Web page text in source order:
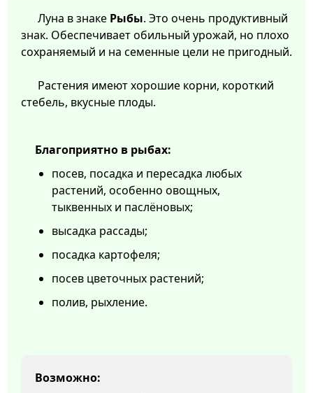
Луна в знаке Рыбы. Это очень продуктивный
знак. Обеспечивает обильный урожай, но плохо
сохраняемый и на семенные цели не пригодный.
Растения имеют хорошие корни, короткий
стебель, вкусные плоды.
Благоприятно в рыбах:
посев, посадка и пересадка любых
растений, особенно овощных,
тыквенных и паслёновых;
высадка рассады;
посадка картофеля;
посев цветочных растений;
полив, рыхление.
Возможно: